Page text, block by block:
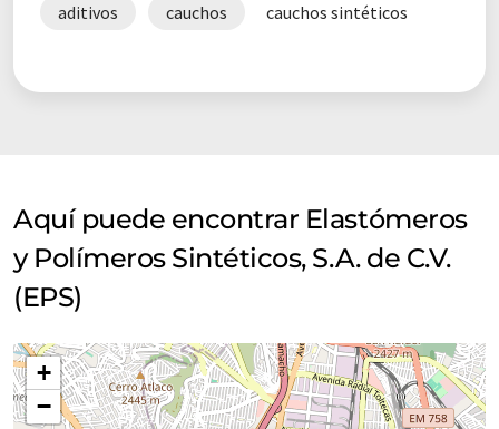
aditivos cauchos cauchos sintéticos
Aquí puede encontrar Elastómeros
y Polímeros Sintéticos, S.A. de C.V.
(EPS)
+
−